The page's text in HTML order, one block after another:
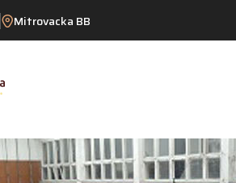
Mitrovacka BB